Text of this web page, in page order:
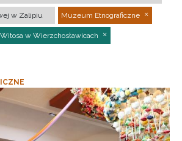
w Zalipiu Muzeum Etnograficzne
w Wierzchosławicach